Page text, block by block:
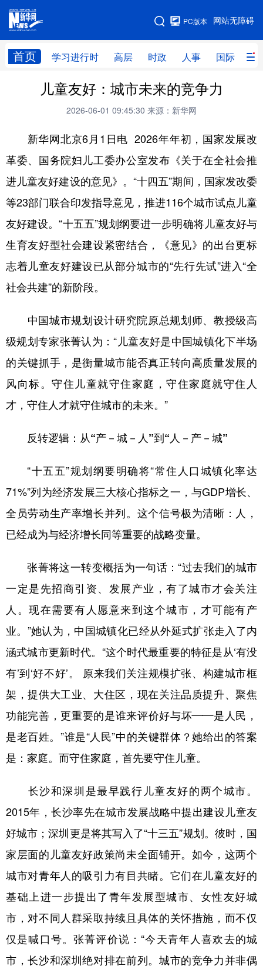
网站无障碍
PC版本
首页 学习进行时 高层 时政 人事 国际 财
网站地图
学习进行时 高层 时政 人事
财经 网评
台湾 思客智库 全球连线 教育
科技 科创 量子 体育
文化 书画 健康 军事
食品 人居 信息化 数字经济
学术中国 乡村振兴
彩票 娱乐 时尚 悦读
公益 一带一路 亚太网 上市公司
文化产业
山东 河南 湖北
陕西 甘肃 青海 宁夏
新疆 内蒙古 黑龙江
多语种频道
English Español Français عربى
Русский язык 日本語 한국어
儿童友好：城市未来的竞争力
2026-06-01 09:45:30 来源：新华网
新华网北京6月1日电 2026年年初，国家发展改
革委、国务院妇儿工委办公室发布《关于在全社会推
进儿童友好建设的意见》。“十四五”期间，国家发改委
等23部门联合印发指导意见，推进116个城市试点儿童
友好建设。“十五五”规划纲要进一步明确将儿童友好与
生育友好型社会建设紧密结合，《意见》的出台更标
志着儿童友好建设已从部分城市的“先行先试”进入“全
社会共建”的新阶段。
中国城市规划设计研究院原总规划师、教授级高
级规划专家张菁认为：“儿童友好是中国城镇化下半场
的关键抓手，是衡量城市能否真正转向高质量发展的
风向标。守住儿童就守住家庭，守住家庭就守住人
才，守住人才就守住城市的未来。”
反转逻辑：从“产 －城 －人 ”到“人 － 产 － 城”
“十五五”规划纲要明确将“常住人口城镇化率达
71%”列为经济发展三大核心指标之一，与GDP增长、
全员劳动生产率增长并列。这个信号极为清晰：人，
已经成为与经济增长同等重要的战略变量。
张菁将这一转变概括为一句话：“过去我们的城市
一定是先招商引资、发展产业，有了城市才会关注
人。现在需要有人愿意来到这个城市，才可能有产
业。”她认为， 中国城镇化已经从外延式扩张走入了内
涵式城市更新时代。 “这个时代最重要的特征是从‘有没
有’到‘好不好’。 原来我们关注规模扩张、构建城市框
架，提供大工业、大住区，现在关注品质提升、聚焦
功能完善，更重要的是谁来评价好与坏——是人民，
是老百姓。”谁是“人民”中的关键群体？她给出的答案
是：家庭。而守住家庭，首先要守住儿童。
长沙和深圳是最早践行儿童友好的两个城市。
2015年，长沙率先在城市发展战略中提出建设儿童友
好城市；深圳更是将其写入了“十三五”规划。彼时，国
家层面的儿童友好政策尚未全面铺开。如今，这两个
城市对青年人的吸引力有目共睹。它们在儿童友好的
基础上进一步提出了青年发展型城市、女性友好城
市，对不同人群采取持续且具体的关怀措施，而不仅
仅是喊口号。张菁评价说：“今天青年人喜欢去的城
市，长沙和深圳绝对排在前列。城市的竞争力并非偶